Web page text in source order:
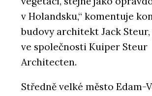
v Holandsku,“ komentuje
budovy architekt Jack
ve společnosti Kuiper Steur
Architecten.
Středně velké město Edam-